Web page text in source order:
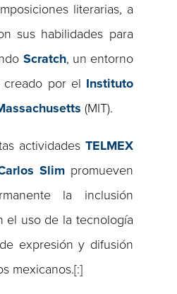
literarias, a
sus habilidades para
Scratch, un entorno
creado por el Instituto
(MIT).
actividades TELMEX
Slimpromueven
la inclusión
el uso de la tecnología
expresión y difusión
mexicanos.[:]